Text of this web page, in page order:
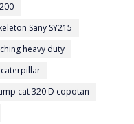
Sany SY215
heavy duty
caterpillar
cat 320 D copotan